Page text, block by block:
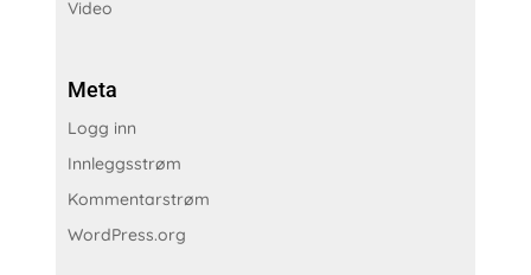
Video
Meta
Logg inn
Innleggsstrøm
Kommentarstrøm
WordPress.org